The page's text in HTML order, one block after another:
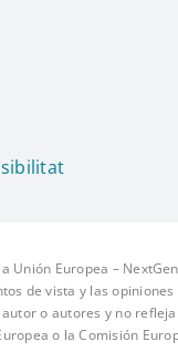
Unión Europea –
de vista y las
o autores y no
o la Comisión